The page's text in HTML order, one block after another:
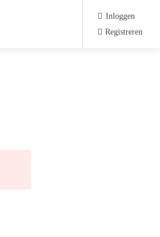
Inloggen
Registreren